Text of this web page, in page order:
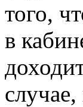
того,
в